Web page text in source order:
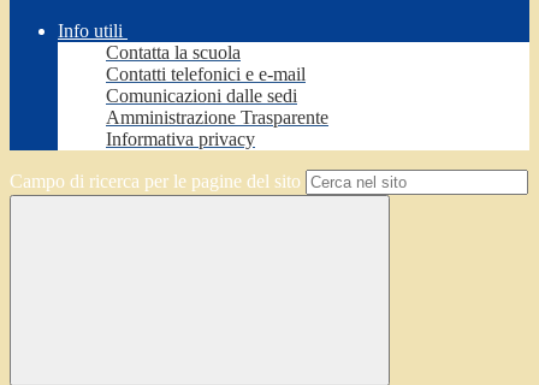
Info utili
Contatta la scuola
Contatti telefonici e e-mail
Comunicazioni dalle sedi
Amministrazione Trasparente
Informativa privacy
Campo di ricerca per le pagine del sito